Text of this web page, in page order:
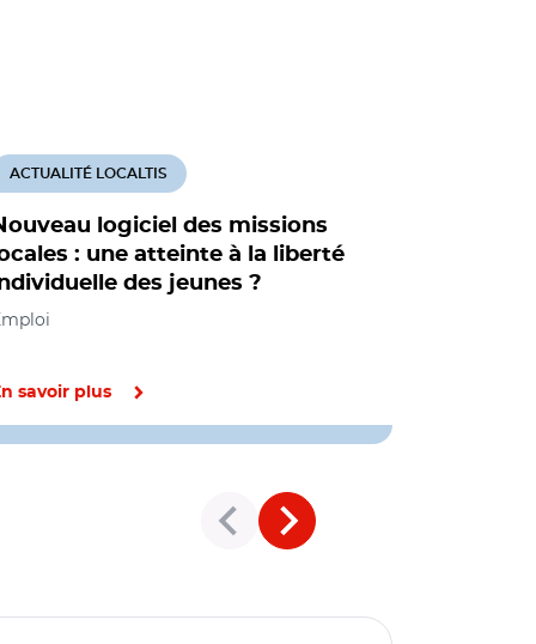
logiciel des missions
: une atteinte à la liberté
des jeunes ?
ACTUALITÉ LOCALTIS
savoir plus